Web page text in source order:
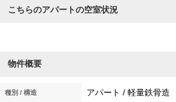
こちらのアパートの空室状況
物件概要
種別 / 構造 アパート / 軽量鉄骨造